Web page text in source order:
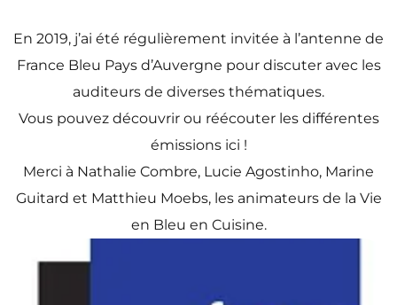
En 2019, j’ai été régulièrement invitée à l’antenne de
France Bleu Pays d’Auvergne pour discuter avec les
auditeurs de diverses thématiques.
Vous pouvez découvrir ou réécouter les différentes
émissions ici !
Merci à Nathalie Combre, Lucie Agostinho, Marine
Guitard et Matthieu Moebs, les animateurs de la Vie
en Bleu en Cuisine.